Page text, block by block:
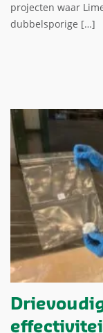
projecten waar
dubbelsporige […]